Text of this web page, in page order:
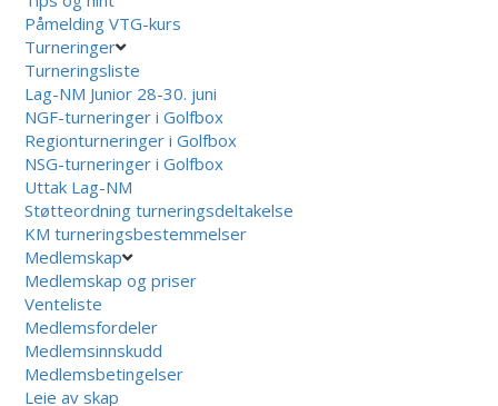
Påmelding VTG-kurs
Turneringer
Turneringsliste
Lag-NM Junior 28-30. juni
NGF-turneringer i Golfbox
Regionturneringer i Golfbox
NSG-turneringer i Golfbox
Uttak Lag-NM
Støtteordning turneringsdeltakelse
KM turneringsbestemmelser
Medlemskap
Medlemskap og priser
Venteliste
Medlemsfordeler
Medlemsinnskudd
Medlemsbetingelser
Leie av skap